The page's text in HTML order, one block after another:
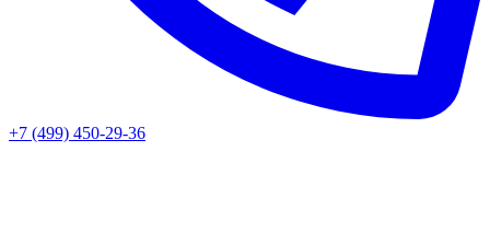
+7 (499) 450-29-36